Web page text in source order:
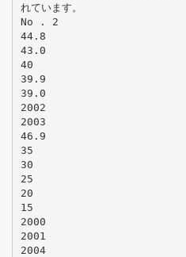
れています。
No . 2
44.8
43.0
40
39.9
39.0
2002
2003
46.9
35
30
25
20
15
2000
2001
2004